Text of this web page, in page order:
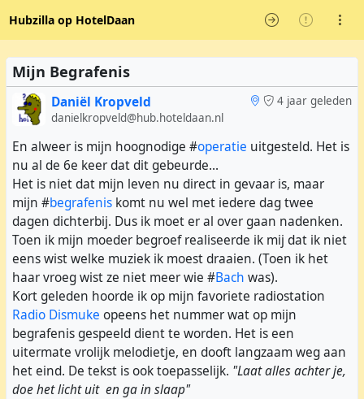
Hubzilla op HotelDaan
Mijn Begrafenis
4 jaar geleden
Daniël Kropveld
danielkropveld@hub.hoteldaan.nl
En alweer is mijn hoognodige #operatie uitgesteld. Het is
nu al de 6e keer dat dit gebeurde...
Het is niet dat mijn leven nu direct in gevaar is, maar
mijn #begrafenis komt nu wel met iedere dag twee
dagen dichterbij. Dus ik moet er al over gaan nadenken.
Toen ik mijn moeder begroef realiseerde ik mij dat ik niet
eens wist welke muziek ik moest draaien. (Toen ik het
haar vroeg wist ze niet meer wie #Bach was).
Kort geleden hoorde ik op mijn favoriete radiostation
Radio Dismuke opeens het nummer wat op mijn
begrafenis gespeeld dient te worden. Het is een
uitermate vrolijk melodietje, en dooft langzaam weg aan
het eind. De tekst is ook toepasselijk. "Laat alles achter je,
doe het licht uit en ga in slaap"